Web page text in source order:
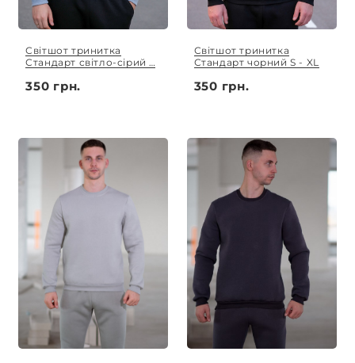
Світшот тринитка
Стандарт світло-сірий S
350 грн.
Світшот тринитка
Стандарт чорний S - XL
350 грн.